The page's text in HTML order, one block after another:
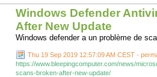
Windows Defender
After New Update
Windows defender a un problème de
Thu 19 Sep 2019 12:57:09 AM CEST -
https://www.bleepingcomputer.com/news/
scans-broken-after-new-update/